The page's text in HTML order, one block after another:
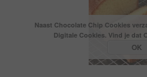
Naast Chocolate Chip Cookies
Digitale Cookies. Vind je dat
OK